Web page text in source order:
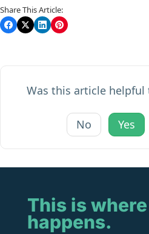
Share This Article:
Was this article helpful
No Yes
This is
happens.